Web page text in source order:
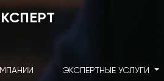
ЭКСПЕРТНЫЕ УСЛУГИ